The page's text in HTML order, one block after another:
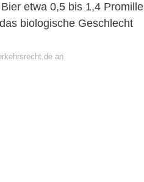
etwa 0,5 bis 1,4 Promille
biologische Geschlecht
an